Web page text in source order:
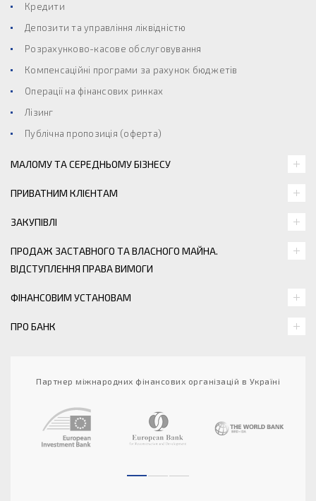
Кредити
Депозити та управління ліквідністю
Розрахунково-касове обслуговування
Компенсаційні програми за рахунок бюджетів
Операції на фінансових ринках
Лізинг
Публічна пропозиція (оферта)
МАЛОМУ ТА СЕРЕДНЬОМУ БІЗНЕСУ
ПРИВАТНИМ КЛІЄНТАМ
ЗАКУПІВЛІ
ПРОДАЖ ЗАСТАВНОГО ТА ВЛАСНОГО МАЙНА.
ВІДСТУПЛЕННЯ ПРАВА ВИМОГИ
ФІНАНСОВИМ УСТАНОВАМ
ПРО БАНК
Партнер міжнародних фінансових організацій в Україні